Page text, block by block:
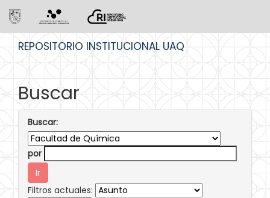
REPOSITORIO INSTITUCIONAL UAQ
Buscar
Buscar:
por
Filtros actuales: